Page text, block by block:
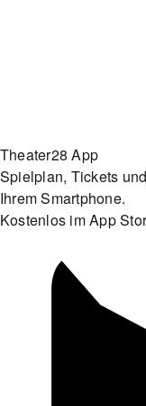
Theater28 App
Spielplan, Tickets
Ihrem Smartphone.
Kostenlos im App